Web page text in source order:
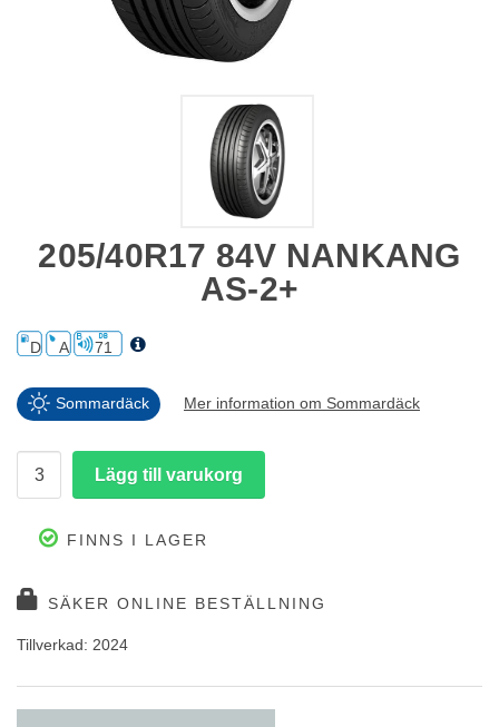
205/40R17 84V NANKANG
AS-2+
D A 71
Sommardäck Mer information om Sommardäck
FINNS I LAGER
SÄKER ONLINE BESTÄLLNING
Tillverkad: 2024